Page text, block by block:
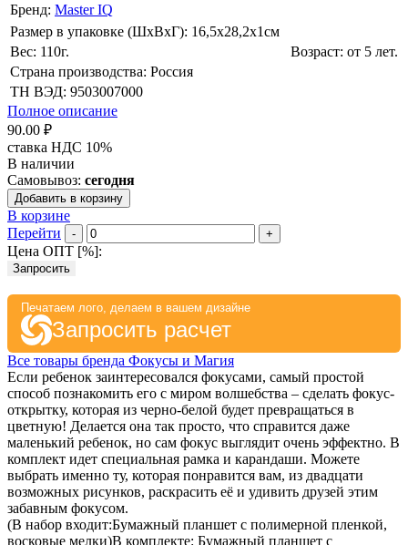
Бренд: Master IQ
Размер в упаковке (ШхВxГ): 16,5х28,2х1cм
Вес: 110г.
Возраст: от 5 лет.
Страна производства: Россия
ТН ВЭД: 9503007000
Полное описание
90.00 ₽
ставка НДС 10%
В наличии
Самовывоз: сегодня
Добавить в корзину
В корзине
Перейти
- +
Цена ОПТ [%]:
Запросить
Печатаем лого, делаем в вашем дизайне
Запросить расчет
Все товары бренда Фокусы и Магия
Если ребенок заинтересовался фокусами, самый простой
способ познакомить его с миром волшебства – сделать фокус-
открытку, которая из черно-белой будет превращаться в
цветную! Делается она так просто, что справится даже
маленький ребенок, но сам фокус выглядит очень эффектно. В
комплект идет специальная рамка и карандаши. Можете
выбрать именно ту, которая понравится вам, из двадцати
возможных рисунков, раскрасить её и удивить друзей этим
забавным фокусом.
(В набор входит:Бумажный планшет с полимерной пленкой,
восковые мелки)В комплекте: Бумажный планшет с